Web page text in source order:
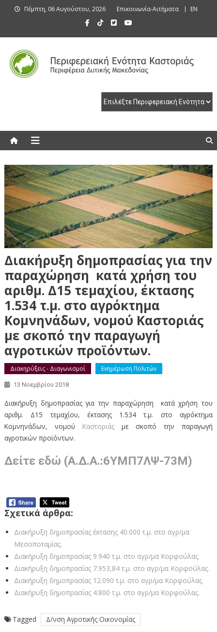
Πέμπτη, 06 Αυγούστου, 2026 Επικοινωνία-Αιτήματα EN
Διακήρυξη δημοπρασίας για την
παραχώρηση κατά χρήση του
αριθμ. Δ15 τεμαχίου, έκτασης
1.534 τ.μ. στο αγρόκτημα
Κομνηνάδων, νομού Καστοριάς
με σκοπό την παραγωγή
αγροτικών προϊόντων.
Διακηρύξεις - Διαγωνισμοί Ενημέρωση Πολιτών
13 Νοεμβρίου 2018
Διακήρυξη δημοπρασίας για την παραχώρηση κατά χρήση του
αριθμ. Δ15 τεμαχίου, έκτασης 1.534 τ.μ. στο αγρόκτημα
Κομνηνάδων, νομού Καστοριάςμε σκοπό την παραγωγή
αγροτικών προϊόντων.
Δείτε εδώ (Α.Δ.Α.:6ΥΜΠ7ΛΨ-73Μ)
Σχετικά άρθρα:
Διακήρυξη δημοπρασίας έκτασης 40.000 τ.μ. στο αγρ/μα
Μεσοποταμίας.
Διακήρυξη δημοπρασίας 9.940 τ.μ. στο αγρ/μα Κορφούλας.
Διακήρυξη δημοπρασίας 7.953,84 τ.μ. στο αγρ/μα Κορφούλας.
Διακήρυξη δημοπρασίας 12.090 τ.μ. στο αγρ/μα Κορφούλας.
Διακήρυξη δημοπρασίας 4.800 τ.μ. στο αγρ/μα Κορφούλας.
Tagged Δ/νση Αγροτικής Οικονομίας